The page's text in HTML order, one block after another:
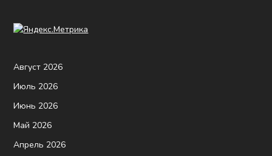
Август 2026
Июль 2026
Июнь 2026
Май 2026
Апрель 2026